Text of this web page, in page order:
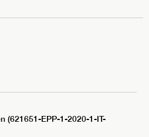
(621651-EPP-1-2020-1-IT-